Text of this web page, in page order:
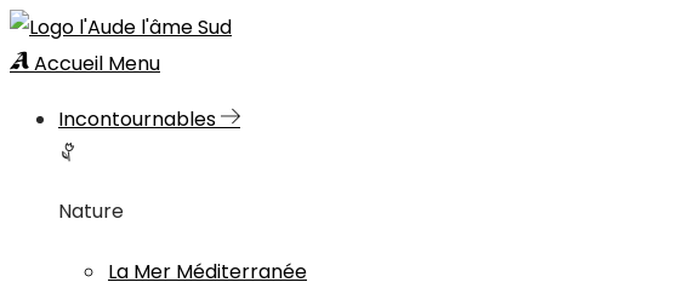
Accueil Menu
Incontournables
Nature
La Mer Méditerranée